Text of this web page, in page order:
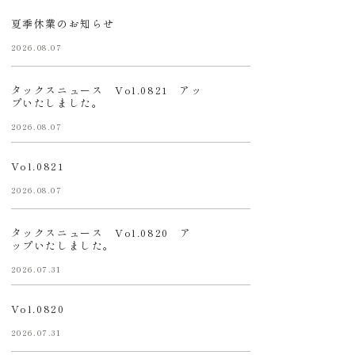
夏季休業のお知らせ
2026.08.07
タックスニュース Vol.0821 アッ
プいたしました。
2026.08.07
Vol.0821
2026.08.07
タックスニュース Vol.0820 ア
ップいたしました。
2026.07.31
Vol.0820
2026.07.31